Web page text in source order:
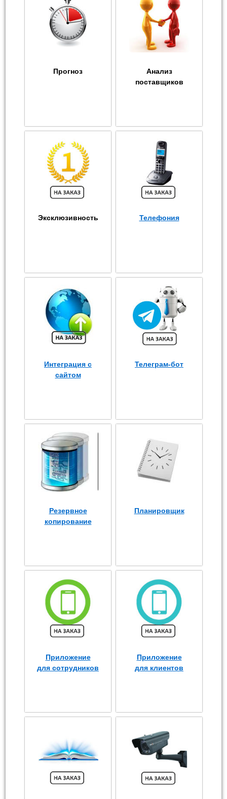
Прогноз
Анализ
поставщиков
Эксклюзивность Телефония
Интеграция с
сайтом
Телеграм-бот
Резервное
копирование
Планировщик
Приложение
для сотрудников
Приложение
для клиентов